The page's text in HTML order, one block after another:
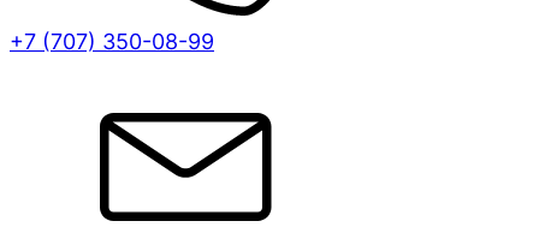
+7 (707) 350-08-99